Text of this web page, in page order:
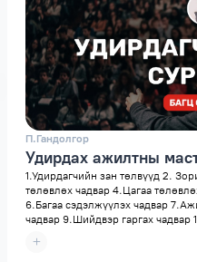
П.Гандолгор
Удирдах ажилтны
1.Удирдагчийн зан төлвүүд 2.
төлөвлөх чадвар 4.Цагаа
6.Багаа сэдэлжүүлэх чадвар
чадвар 9.Шийдвэр гаргах чадвар